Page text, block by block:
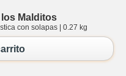
los Malditos
con solapas | 0.27 kg